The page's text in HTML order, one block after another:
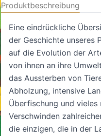
Produktbeschreibung
Eine eindrückliche
der Geschichte unseres
auf die Evolution der
von ihnen an ihre
das Aussterben von
Abholzung, intensive
Überfischung und
Verschwinden
die einzigen, die in der